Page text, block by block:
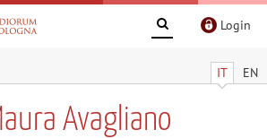
Login
IT EN
Avagliano